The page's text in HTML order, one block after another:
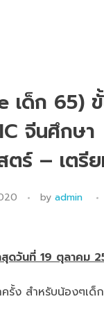
เด็ก 65)
จีนศึกษา
ตร์ – เตรี
by admin
ดวันที่ 19 ตุลาคม
รั้ง สำหรับน้องๆเด็